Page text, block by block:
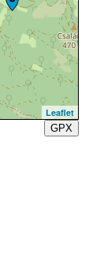
Leaflet
GPX